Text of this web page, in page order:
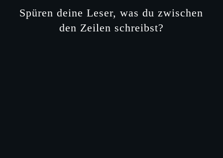
Spüren deine Leser, was du zwischen
den Zeilen schreibst?